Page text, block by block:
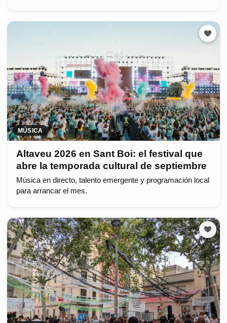
MÚSICA
Altaveu 2026 en Sant Boi: el festival que
abre la temporada cultural de septiembre
Música en directo, talento emergente y programación local
para arrancar el mes.